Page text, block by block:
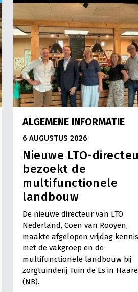
ALGEMENE INFORMATIE
6 AUGUSTUS 2026
Nieuwe LTO-
bezoekt de
multifunctionele
landbouw
De nieuwe directeur van LTO
Nederland, Coen van Rooyen,
maakte afgelopen vrijdag kennis
met de vakgroep en de
multifunctionele landbouw bij
zorgtuinderij Tuin de Es in
(NB).